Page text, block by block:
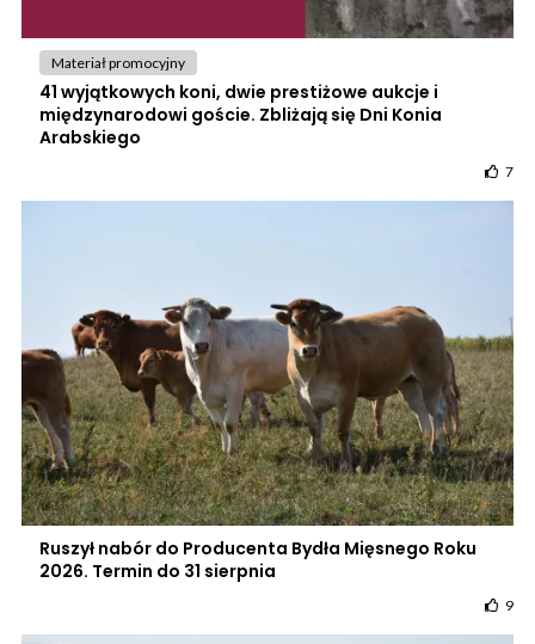
Materiał promocyjny
41 wyjątkowych koni, dwie prestiżowe aukcje i
międzynarodowi goście. Zbliżają się Dni Konia
Arabskiego
7
Ruszył nabór do Producenta Bydła Mięsnego Roku
2026. Termin do 31 sierpnia
9